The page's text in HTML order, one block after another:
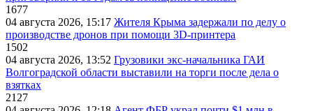
1677
04 августа 2026, 15:17 Жителя Крыма задержали по делу о
производстве дронов при помощи 3D‑принтера
1502
04 августа 2026, 13:52 Грузовики экс-начальника ГАИ
Волгоградской области выставили на торги после дела о
взятках
2127